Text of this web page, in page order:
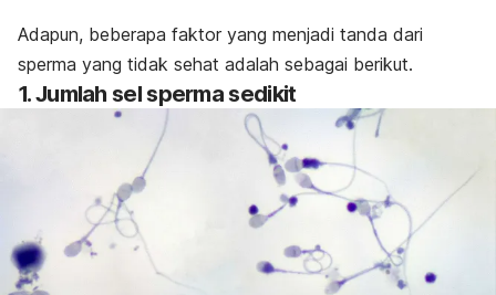
Adapun, beberapa faktor yang menjadi tanda dari
sperma yang tidak sehat adalah sebagai berikut.
1. Jumlah sel sperma sedikit